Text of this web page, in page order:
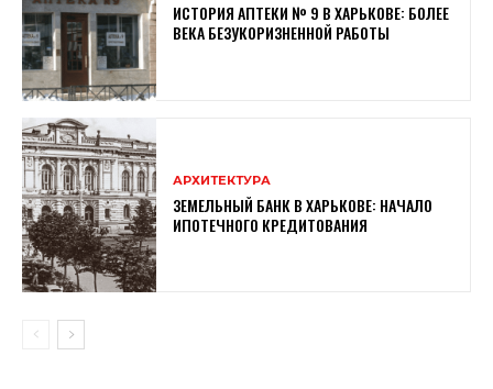
ИСТОРИЯ АПТЕКИ № 9 В ХАРЬКОВЕ: БОЛЕЕ
ВЕКА БЕЗУКОРИЗНЕННОЙ РАБОТЫ
АРХИТЕКТУРА
ЗЕМЕЛЬНЫЙ БАНК В ХАРЬКОВЕ: НАЧАЛО
ИПОТЕЧНОГО КРЕДИТОВАНИЯ